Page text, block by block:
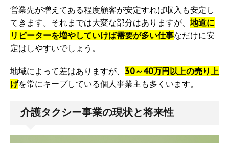
営業先が増えてある程度顧客が安定すれば収入も安定し
てきます。それまでは大変な部分はありますが、 地道に
リピーターを増やしていけば需要が多い仕事なだけに安
定はしやすいでしょう。
地域によって差はありますが、 30～40万円以上の売り上
げを常にキープしている個人事業主も多くいます。
介護タクシー事業の現状と将来性